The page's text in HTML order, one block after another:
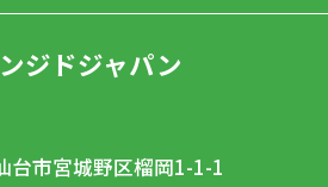
ジドジャパン
台市宮城野区榴岡1-1-1